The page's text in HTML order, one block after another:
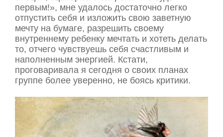
первым!», мне удалось достаточно легко
отпустить себя и изложить свою заветную
мечту на бумаге, разрешить своему
внутреннему ребенку мечтать и хотеть делать
то, отчего чувствуешь себя счастливым и
наполненным энергией. Кстати,
проговаривала я сегодня о своих планах
группе более уверенно, не боясь критики.